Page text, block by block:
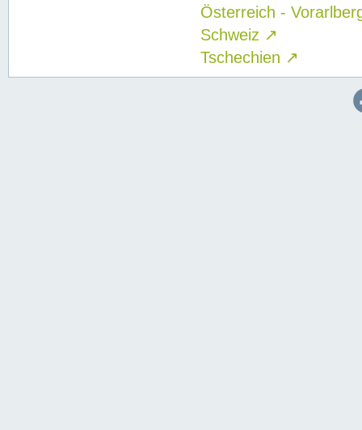
Österreich -
Schweiz ↗
Tschechien ↗